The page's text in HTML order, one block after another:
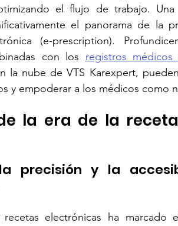
Health Transformation Generative
el flujo de trabajo. Una
el panorama de la
(e-prescription).
con los registros médicos
la nube de VTS Karexpert,
y empoderar a los médicos como
la era de la
precisión y la
electrónicas ha